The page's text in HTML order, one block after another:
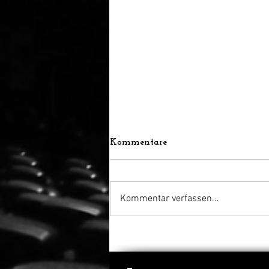
in a Cornfield 2“ erhält
Kommentare
Kommentar verfassen...